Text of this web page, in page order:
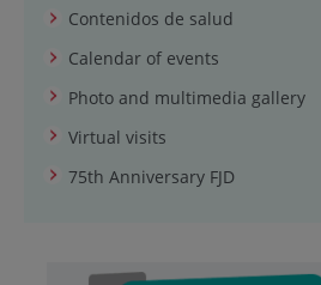
Contenidos de salud
Calendar of events
Photo and multimedia gallery
Virtual visits
75th Anniversary FJD